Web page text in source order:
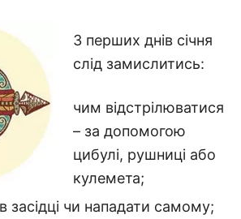
З перших днів січня
слід замислитись:
чим відстрілюватися
– за допомогою
цибулі, рушниці або
кулемета;
засідці чи нападати самому;